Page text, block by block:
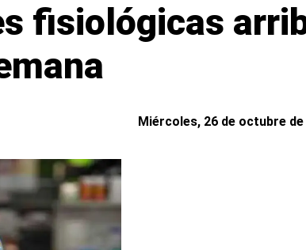
fisiológicas
Miércoles, 26 de octubre de